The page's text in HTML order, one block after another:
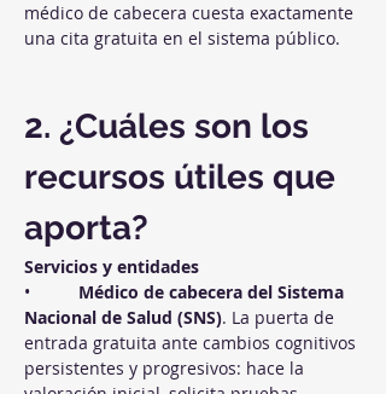
médico de cabecera cuesta exactamente
una cita gratuita en el sistema público.
2. ¿Cuáles son los
recursos útiles que
aporta?
Servicios y entidades
• Médico de cabecera del Sistema
Nacional de Salud (SNS). La puerta de
entrada gratuita ante cambios cognitivos
persistentes y progresivos: hace la